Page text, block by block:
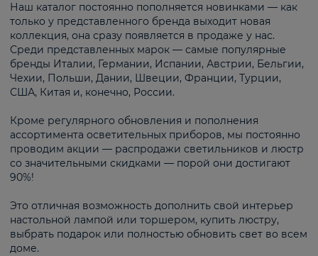
Наш каталог постоянно пополняется новинками — как
только у представленного бренда выходит новая
коллекция, она сразу появляется в продаже у нас.
Среди представленных марок — самые популярные
бренды Италии, Германии, Испании, Австрии, Бельгии,
Чехии, Польши, Дании, Швеции, Франции, Турции,
США, Китая и, конечно, России.
Кроме регулярного обновления и пополнения
ассортимента осветительных приборов, мы постоянно
проводим акции — распродажи светильников и люстр
со значительными скидками — порой они достигают
90%!
Это отличная возможность дополнить свой интерьер
настольной лампой или торшером, купить люстру,
выбрать подарок или полностью обновить свет во всем
доме.